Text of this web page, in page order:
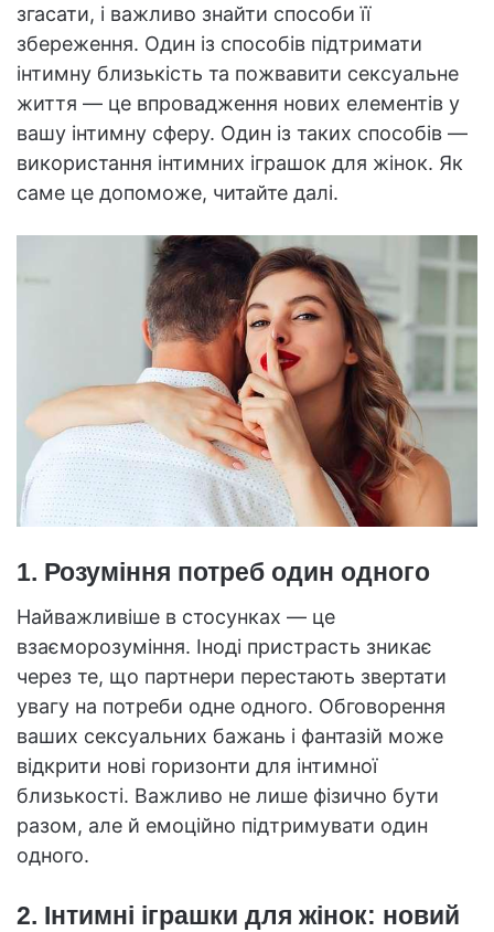
згасати, і важливо знайти способи її
збереження. Один із способів підтримати
інтимну близькість та пожвавити сексуальне
життя — це впровадження нових елементів у
вашу інтимну сферу. Один із таких способів —
використання інтимних іграшок для жінок. Як
саме це допоможе, читайте далі.
1. Розуміння потреб один одного
Найважливіше в стосунках — це
взаєморозуміння. Іноді пристрасть зникає
через те, що партнери перестають звертати
увагу на потреби одне одного. Обговорення
ваших сексуальних бажань і фантазій може
відкрити нові горизонти для інтимної
близькості. Важливо не лише фізично бути
разом, але й емоційно підтримувати один
одного.
2. Інтимні іграшки для жінок: новий